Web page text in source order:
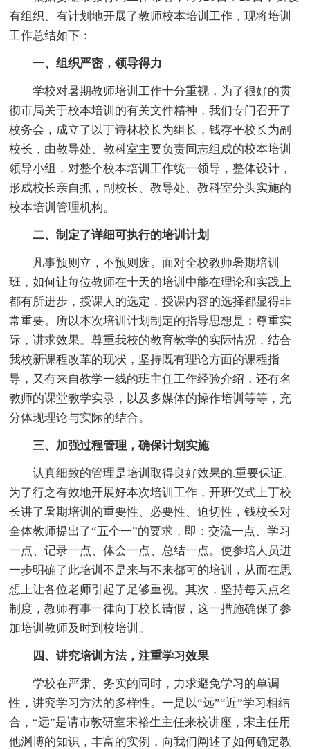
有组织、有计划地开展了教师校本培训工作，现将培训
工作总结如下：
一、组织严密，领导得力
学校对暑期教师培训工作十分重视，为了很好的贯
彻市局关于校本培训的有关文件精神，我们专门召开了
校务会，成立了以丁诗林校长为组长，钱存平校长为副
校长，由教导处、教科室主要负责同志组成的校本培训
领导小组，对整个校本培训工作统一领导，整体设计，
形成校长亲自抓，副校长、教导处、教科室分头实施的
校本培训管理机构。
二、制定了详细可执行的培训计划
凡事预则立，不预则废。面对全校教师暑期培训
班，如何让每位教师在十天的培训中能在理论和实践上
都有所进步，授课人的选定，授课内容的选择都显得非
常重要。所以本次培训计划制定的指导思想是：尊重实
际，讲求效果。尊重我校的教育教学的实际情况，结合
我校新课程改革的现状，坚持既有理论方面的课程指
导，又有来自教学一线的班主任工作经验介绍，还有名
教师的课堂教学实录，以及多媒体的操作培训等等，充
分体现理论与实际的结合。
三、加强过程管理，确保计划实施
认真细致的管理是培训取得良好效果的.重要保证。
为了行之有效地开展好本次培训工作，开班仪式上丁校
长讲了暑期培训的重要性、必要性、迫切性，钱校长对
全体教师提出了“五个一”的要求，即：交流一点、学习
一点、记录一点、体会一点、总结一点。使参培人员进
一步明确了此培训不是来与不来都可的培训，从而在思
想上让各位老师引起了足够重视。其次，坚持每天点名
制度，教师有事一律向丁校长请假，这一措施确保了参
加培训教师及时到校培训。
四、讲究培训方法，注重学习效果
学校在严肃、务实的同时，力求避免学习的单调
性，讲究学习方法的多样性。一是以“远”“近”学习相结
合，“远”是请市教研室宋裕生主任来校讲座，宋主任用
他渊博的知识，丰富的实例，向我们阐述了如何确定教